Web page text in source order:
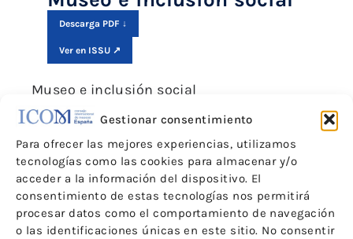
Gestionar consentimiento
Para ofrecer las mejores experiencias, utilizamos
tecnologías como las cookies para almacenar y/o
acceder a la información del dispositivo. El
consentimiento de estas tecnologías nos permitirá
procesar datos como el comportamiento de navegación
o las identificaciones únicas en este sitio. No consentir
Descarga PDF ↓
Ver en ISSU ↗
Museo e inclusión social